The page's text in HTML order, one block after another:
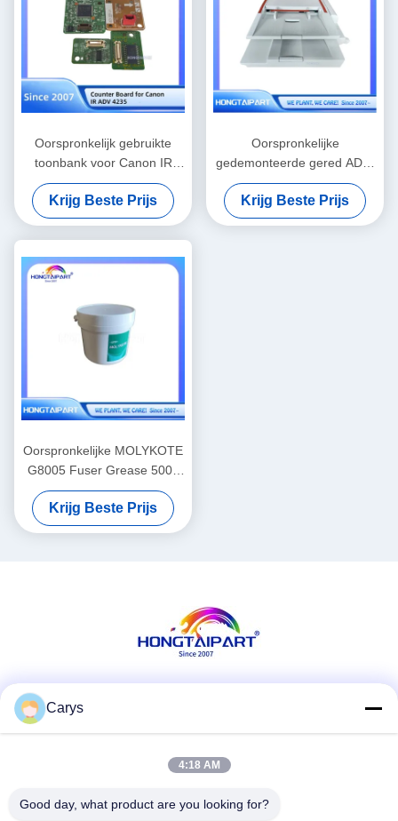
Oorspronkelijk gebruikte
toonbank voor Canon IR
ADV 4235 printer
Krijg Beste Prijs
Oorspronkelijke
gedemonteerde gered ADF-
assemblagecompatibel met
Canon I-Sensys MF6180dw
Multifunction Printer
Krijg Beste Prijs
Oorspronkelijke MOLYKOTE
G8005 Fuser Grease 500g
voor laserprintapparatuur
Krijg Beste Prijs
Carys
4:18 AM
Good day, what product are you looking for?